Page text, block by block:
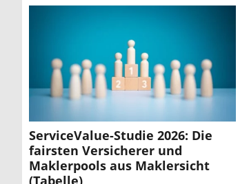
ServiceValue-Studie 2026: Die
fairsten Versicherer und
Maklerpools aus Maklersicht
(Tabelle)